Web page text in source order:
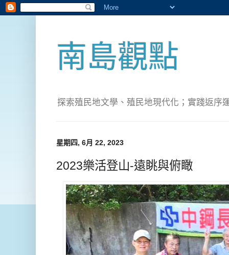
南島觀點
探索殖民地文學、殖民地現代化；實踐返序
星期四, 6月 22, 2023
2023樂活登山-遠眺與俯瞰